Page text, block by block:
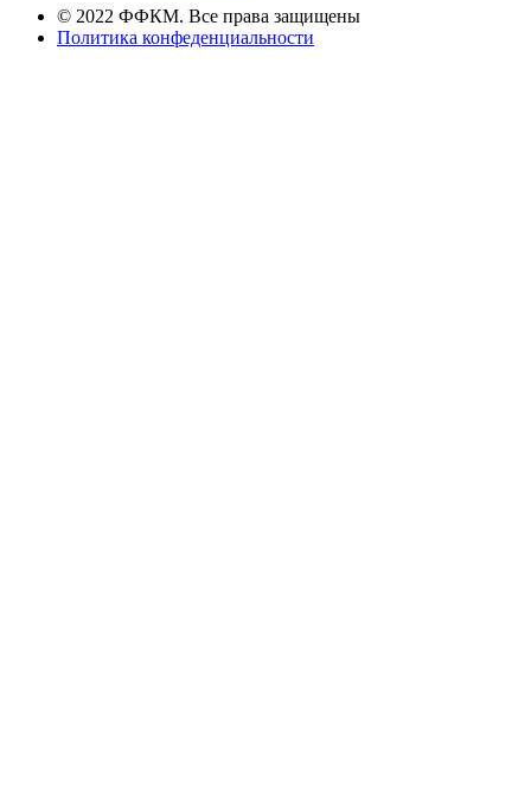
© 2022 ФФКМ. Все права защищены
Политика конфеденциальности